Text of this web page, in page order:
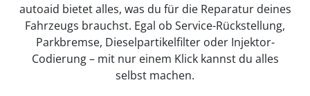
autoaid bietet alles, was du für die Reparatur deines
Fahrzeugs brauchst. Egal ob Service-Rückstellung,
Parkbremse, Dieselpartikelfilter oder Injektor-
Codierung – mit nur einem Klick kannst du alles
selbst machen.